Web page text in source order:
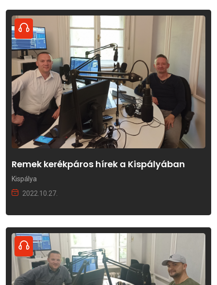
Remek kerékpáros hírek a Kispályában
Kispálya
2022.10.27.